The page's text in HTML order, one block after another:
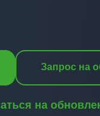
Запрос на
на